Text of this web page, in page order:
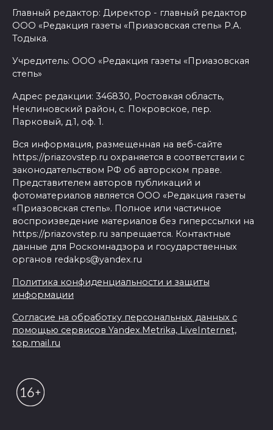
Главный редактор: Директор - главный редактор
ООО «Редакция газеты «Приазовская степь» Р.А.
Тодыка.
Учредитель: ООО «Редакция газеты «Приазовская
степь»
Адрес редакции: 346830, Ростовкая область,
Неклиновский район, с. Покровское, пер.
Парковый, д.1, оф. 1.
Вся информация, размещенная на веб-сайте
https://priazovstep.ru охраняется в соответствии с
законодательством РФ об авторском праве.
Представителем авторов публикаций и
фотоматериалов является ООО «Редакция газеты
«Приазовская степь». Полное или частичное
воспроизведение материалов без гиперссылки на
https://priazovstep.ru запрещается. Контактные
данные для Роскомнадзора и государственных
органов redakps@yandex.ru
Политика конфиденциальности и защиты
информации
Согласие на обработку персональных данных с
помощью сервисов Yandex.Metrika, LiveInternet,
top.mail.ru